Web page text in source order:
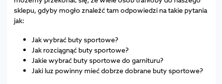
sklepu, gdyby mogło znaleźć tam odpowiedzi na takie pytania
jak:
Jak wybrać buty sportowe?
Jak rozciągnąć buty sportowe?
Jakie wybrać buty sportowe do garnituru?
Jaki luz powinny mieć dobrze dobrane buty sportowe?